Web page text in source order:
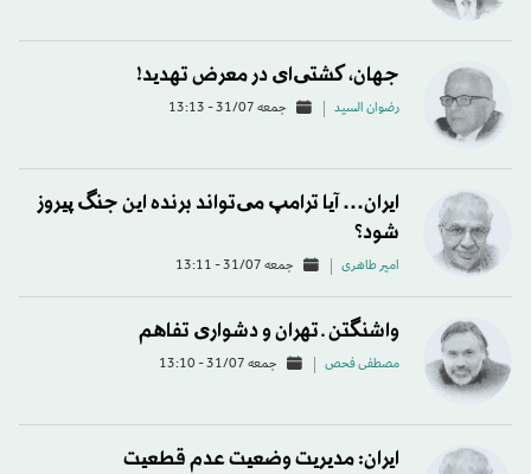
جهان، کشتی‌ای در معرض تهدید!
رضوان السید جمعه 31/07 - 13:13
ایران… آیا ترامپ می‌تواند برنده این جنگ پیروز
شود؟
امیر طاهری جمعه 31/07 - 13:11
واشنگتن ـ تهران و دشواری تفاهم
مصطفی فحص جمعه 31/07 - 13:10
ایران: مدیریت وضعیت عدم قطعیت